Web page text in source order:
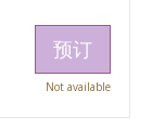
预订
Not available